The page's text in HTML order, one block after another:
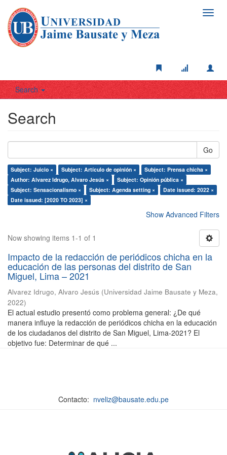
Search
Search
Go
Subject: Juicio × Subject: Artículo de opinión ×
Subject: Prensa chicha ×
Author: Alvarez Idrugo, Alvaro Jesús ×
Subject: Opinión pública ×
Subject: Sensacionalismo ×
Subject: Agenda setting ×
Date issued: 2022 ×
Date issued: [2020 TO 2023] ×
Show Advanced Filters
Now showing items 1-1 of 1
Impacto de la redacción de periódicos chicha en la
educación de las personas del distrito de San
Miguel, Lima – 2021
Alvarez Idrugo, Alvaro Jesús (Universidad Jaime Bausate y Meza,
2022)
El actual estudio presentó como problema general: ¿De qué
manera influye la redacción de periódicos chicha en la educación
de los ciudadanos del distrito de San Miguel, Lima-2021? El
objetivo fue: Determinar de qué ...
Contacto: nveliz@bausate.edu.pe